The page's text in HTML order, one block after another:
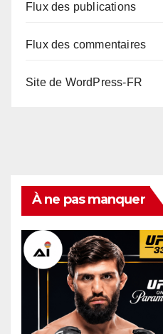
Flux des publications
Flux des commentaires
Site de WordPress-FR
À ne pas manquer